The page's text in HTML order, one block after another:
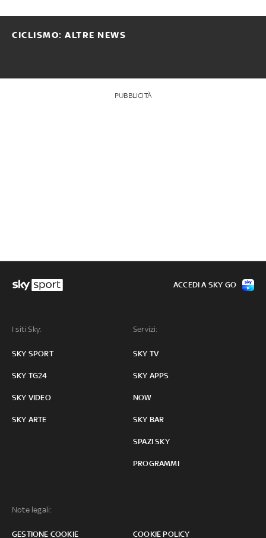
CICLISMO: ALTRE NEWS
PUBBLICITÀ
I siti Sky:
SKY SPORT
SKY TG24
SKY VIDEO
SKY ARTE
Servizi:
SKY TV
SKY APPS
NOW
SKY BAR
SPAZI SKY
PROGRAMMI
Note legali:
GESTIONE COOKIE COOKIE POLICY
ACCEDI A SKY GO